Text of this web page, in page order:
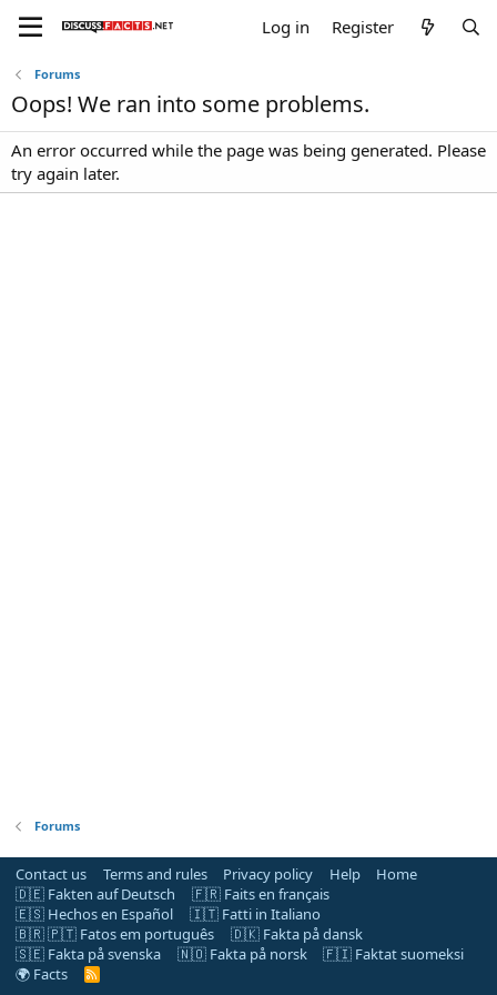
Log in Register
Forums
Oops! We ran into some problems.
An error occurred while the page was being generated. Please
try again later.
Forums
Contact us Terms and rules Privacy policy Help
Home
🇩🇪 Fakten auf Deutsch
🇫🇷 Faits en français
🇪🇸 Hechos en Español
🇮🇹 Fatti in Italiano
🇧🇷 🇵🇹 Fatos em português
🇩🇰 Fakta på dansk
🇸🇪 Fakta på svenska
🇳🇴 Fakta på norsk
🇫🇮 Faktat suomeksi
🌍 Facts
R